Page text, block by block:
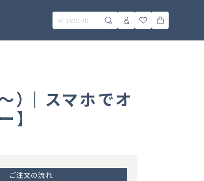
）｜スマホでオ
】
ご注文の流れ